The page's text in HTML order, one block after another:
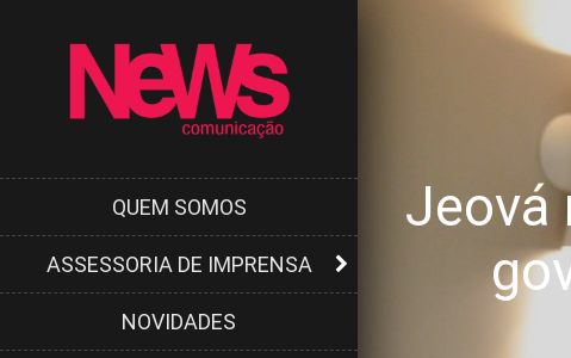
QUEM SOMOS
ASSESSORIA DE IMPRENSA
NOVIDADES
Jeová